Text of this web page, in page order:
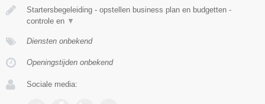
Startersbegeleiding - opstellen business plan en budgetten -
controle en ▼
Diensten onbekend
Openingstijden onbekend
Sociale media: